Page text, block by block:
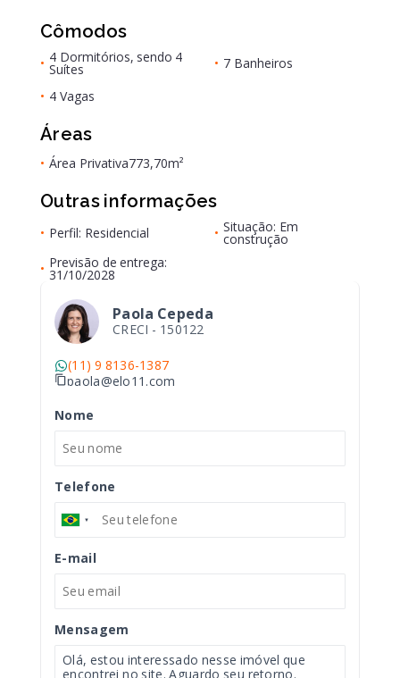
Cômodos
• 4 Dormitórios, sendo 4
Suítes • 7 Banheiros
• 4 Vagas
Áreas
• Área Privativa773,70m²
Outras informações
• Perfil: Residencial • Situação: Em
construção
• Previsão de entrega:
31/10/2028
Paola Cepeda
CRECI - 150122
(11) 9 8136-1387
paola@elo11.com
Nome
Telefone
E-mail
Mensagem